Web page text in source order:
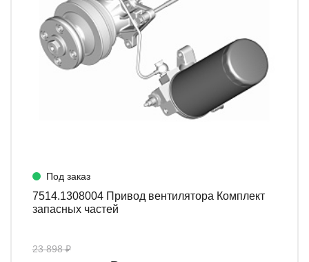
Под заказ
7514.1308004 Привод вентилятора Комплект
запасных частей
23 898 ₽